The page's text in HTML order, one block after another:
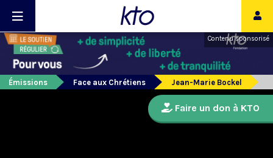
Contenu sponsorisé
Émissions Face aux Chrétiens Jean-Marie Bockel
Faire un don à KTO